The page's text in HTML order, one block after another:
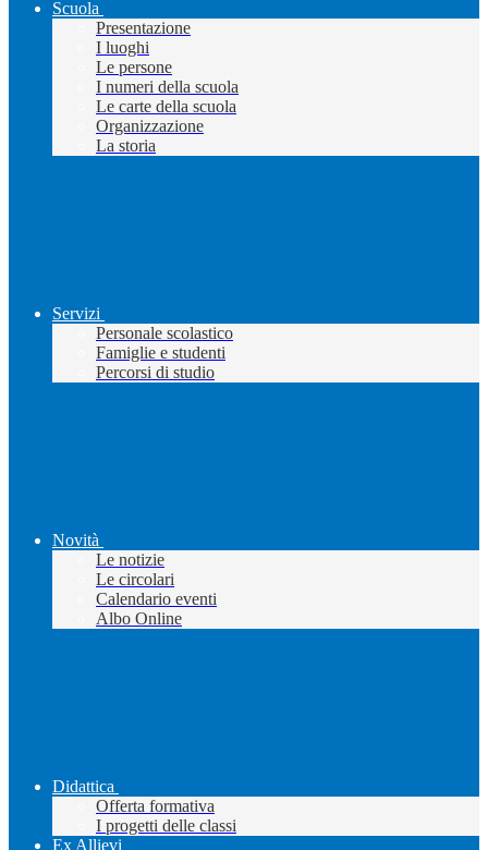
Scuola
Presentazione
I luoghi
Le persone
I numeri della scuola
Le carte della scuola
Organizzazione
La storia
Servizi
Personale scolastico
Famiglie e studenti
Percorsi di studio
Novità
Le notizie
Le circolari
Calendario eventi
Albo Online
Didattica
Offerta formativa
I progetti delle classi
Ex Allievi